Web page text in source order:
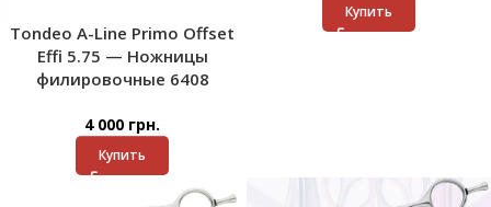
Tondeo A-Line Primo Offset
Effi 5.75 — Ножницы
филировочные 6408
4 000 грн.
Купить
Купить